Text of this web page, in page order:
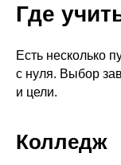
Где
Есть несколько
с нуля. Выбор
и цели.
Колледж